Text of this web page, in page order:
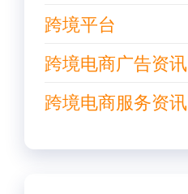
跨境平台
跨境电商广告资讯
跨境电商服务资讯